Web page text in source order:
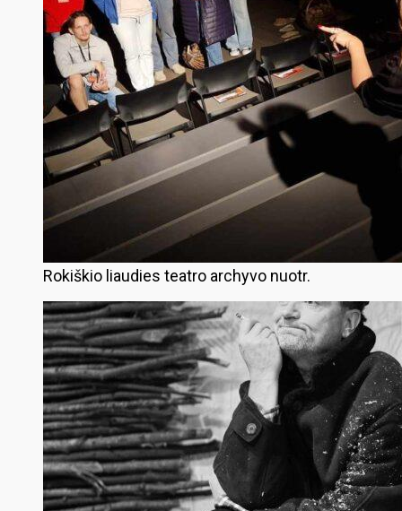
Rokiškio liaudies teatro archyvo nuotr.